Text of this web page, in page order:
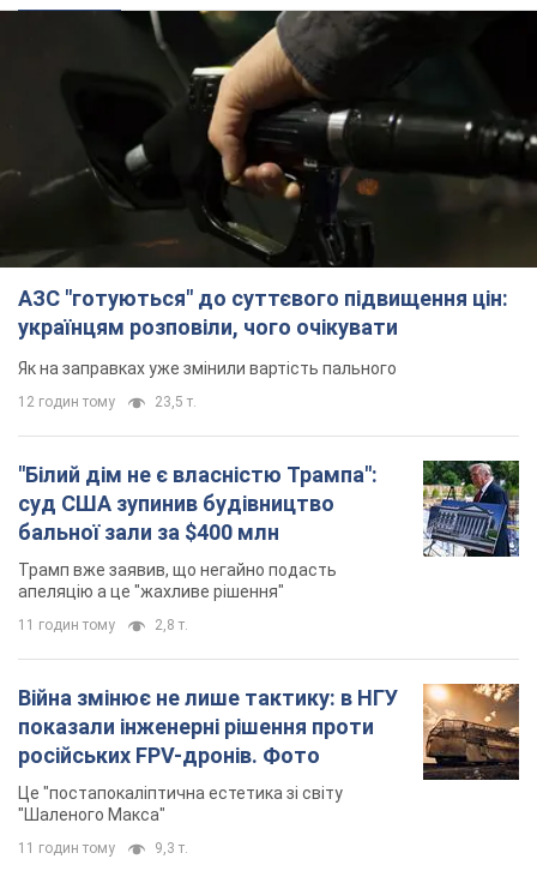
АЗС "готуються" до суттєвого підвищення цін:
українцям розповіли, чого очікувати
Як на заправках уже змінили вартість пального
12 годин тому 23,5 т.
"Білий дім не є власністю Трампа":
суд США зупинив будівництво
бальної зали за $400 млн
Трамп вже заявив, що негайно подасть
апеляцію а це "жахливе рішення"
11 годин тому 2,8 т.
Війна змінює не лише тактику: в НГУ
показали інженерні рішення проти
російських FPV-дронів. Фото
Це "постапокаліптична естетика зі світу
"Шаленого Макса"
11 годин тому 9,3 т.